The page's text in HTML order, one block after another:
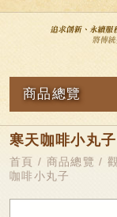
語系
繁體中文
日本語
English
關於我們
最新消息
商品總覽
網路訂購
新品專區
皇族Family
寒天咖啡小丸
首頁 / 商品總覽 /
咖啡小丸子